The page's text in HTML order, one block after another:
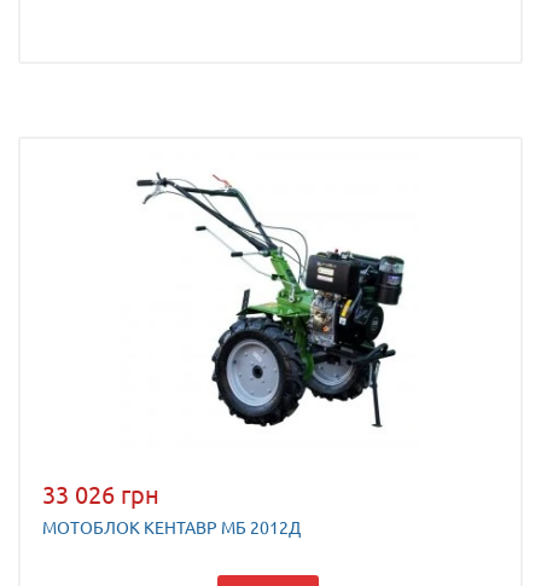
33 026 грн
МОТОБЛОК КЕНТАВР МБ 2012Д